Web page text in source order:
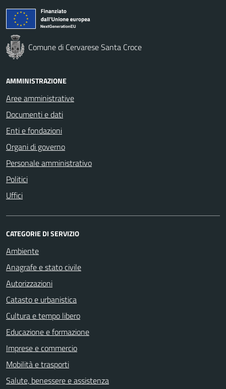
Comune di Cervarese Santa Croce
AMMINISTRAZIONE
Aree amministrative
Documenti e dati
Enti e fondazioni
Organi di governo
Personale amministrativo
Politici
Uffici
CATEGORIE DI SERVIZIO
Ambiente
Anagrafe e stato civile
Autorizzazioni
Catasto e urbanistica
Cultura e tempo libero
Educazione e formazione
Imprese e commercio
Mobilità e trasporti
Salute, benessere e assistenza